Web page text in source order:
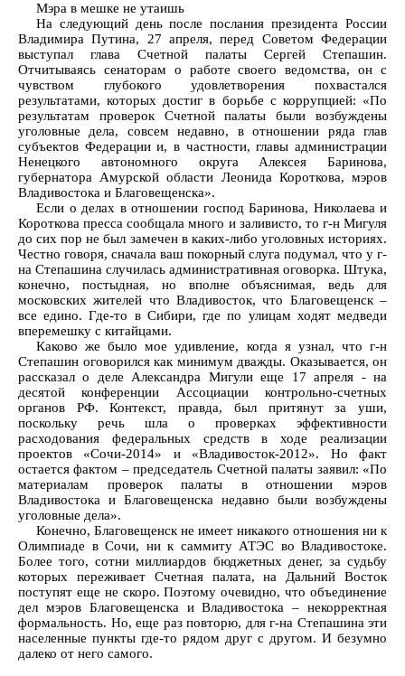
Мэра в мешке не утаишь
На следующий день после послания президента России
Владимира Путина, 27 апреля, перед Советом Федерации
выступал глава Счетной палаты Сергей Степашин.
Отчитываясь сенаторам о работе своего ведомства, он с
чувством глубокого удовлетворения похвастался
результатами, которых достиг в борьбе с коррупцией: «По
результатам проверок Счетной палаты были возбуждены
уголовные дела, совсем недавно, в отношении ряда глав
субъектов Федерации и, в частности, главы администрации
Ненецкого автономного округа Алексея Баринова,
губернатора Амурской области Леонида Короткова, мэров
Владивостока и Благовещенска».
Если о делах в отношении господ Баринова, Николаева и
Короткова пресса сообщала много и заливисто, то г-н Мигуля
до сих пор не был замечен в каких-либо уголовных историях.
Честно говоря, сначала ваш покорный слуга подумал, что у г-
на Степашина случилась административная оговорка. Штука,
конечно, постыдная, но вполне объяснимая, ведь для
московских жителей что Владивосток, что Благовещенск –
все едино. Где-то в Сибири, где по улицам ходят медведи
вперемешку с китайцами.
Каково же было мое удивление, когда я узнал, что г-н
Степашин оговорился как минимум дважды. Оказывается, он
рассказал о деле Александра Мигули еще 17 апреля - на
десятой конференции Ассоциации контрольно-счетных
органов РФ. Контекст, правда, был притянут за уши,
поскольку речь шла о проверках эффективности
расходования федеральных средств в ходе реализации
проектов «Сочи-2014» и «Владивосток-2012». Но факт
остается фактом – председатель Счетной палаты заявил: «По
материалам проверок палаты в отношении мэров
Владивостока и Благовещенска недавно были возбуждены
уголовные дела».
Конечно, Благовещенск не имеет никакого отношения ни к
Олимпиаде в Сочи, ни к саммиту АТЭС во Владивостоке.
Более того, сотни миллиардов бюджетных денег, за судьбу
которых переживает Счетная палата, на Дальний Восток
поступят еще не скоро. Поэтому очевидно, что объединение
дел мэров Благовещенска и Владивостока – некорректная
формальность. Но, еще раз повторю, для г-на Степашина эти
населенные пункты где-то рядом друг с другом. И безумно
далеко от него самого.